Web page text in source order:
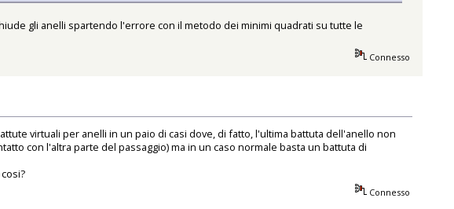
gli anelli spartendo l'errore con il metodo dei minimi quadrati su tutte le
Connesso
virtuali per anelli in un paio di casi dove, di fatto, l'ultima battuta dell'anello non
con l'altra parte del passaggio) ma in un caso normale basta un battuta di
Connesso